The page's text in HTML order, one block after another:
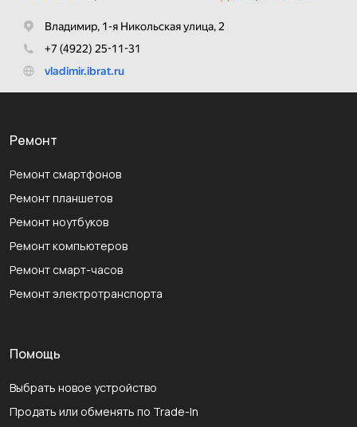
Ремонт
Ремонт смартфонов
Ремонт планшетов
Ремонт ноутбуков
Ремонт компьютеров
Ремонт смарт-часов
Ремонт электротранспорта
Помощь
Выбрать новое устройство
Продать или обменять по Trade-In